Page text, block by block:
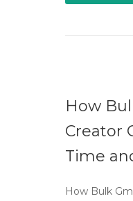
How
Creator
Time
How Bulk